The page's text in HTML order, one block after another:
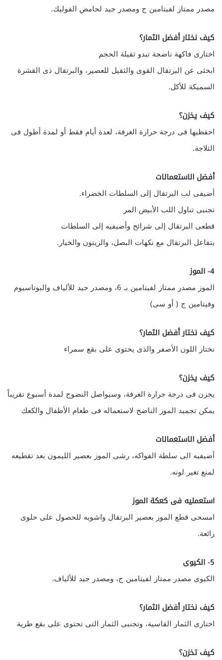
مصدر ممتاز لفيتامين ج ومصدر جيد لحامض الفوليك.
كيف نختار أفضل الثمار؟
اختارى فاكهة ناضجة تبدو ثقيلة الحجم
ابحثى عن البرتقال القوى والثقيل للعصير، والبرتقال ذى القشرة
السميكة للأكل.
كيف يخزن؟
احفظيها فى درجة حرارة الغرفة، لعدة أيام فقط أو لمدة أطول فى
الثلاجة.
أفضل الاستعمالات
أضيفى لب البرتقال إلى السلطات الخضراء.
تجنبى تناول اللب الأبيض المر
قطعى البرتقال إلى شرائح وأضيفيه إلى السلطات
يتفاعل البرتقال مع نكهات البصل، والزيتون والخيار.
4- الموز
الموز مصدر ممتاز لفيتامين بـ 6، ومصدر جيد للألياف والبوتاسيوم
وفيتامين ج ( أو سى)
كيف نختار أفضل الثمار؟
نختار اللون الأصفر والذى يحتوى على بقع سمراء
كيف يخزن؟
يخزن فى درجة حرارة الغرفة، وسيواصل النضوج لمدة أسبوع تقريباً
يمكن تجميد الموز الناضج لاستعماله فى طعام الأطفال والكعك
أفضل الاستعمالات
أضيفيه الى سلطة الفواكه، رشى الموز بعصير الليمون بعد تقطيعه
لمنع تغير لونه.
استعمليه فى كعكة الموز
امسحى قطع الموز بعصير البرتقال واشويه للحصول على حلوى
رائعة.
5- الكيوى
الكيوى مصدر ممتاز لفيتامين ج، ومصدر جيد للألياف.
كيف نختار أفضل الثمار؟
اختارى الثمار القاسية، وتجنبى الثمار التى تحتوى على بقع طرية
كيف تخزن؟